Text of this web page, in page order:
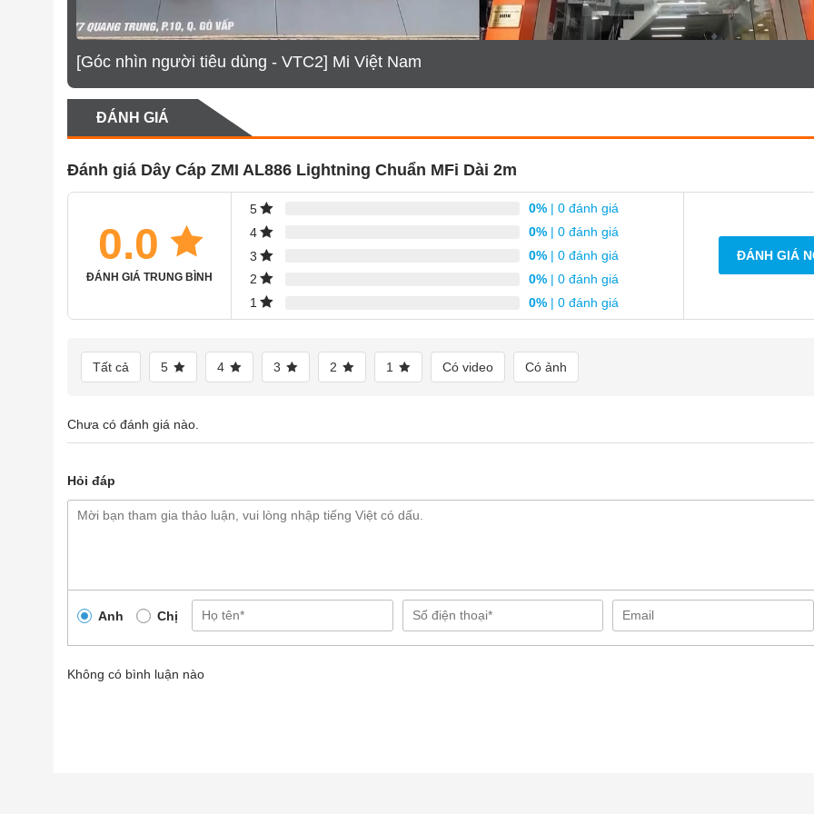
[Góc nhìn người tiêu dùng - VTC2] Mi Việt Nam
ĐÁNH GIÁ
Đánh giá Dây Cáp ZMI AL886 Lightning Chuẩn MFi Dài 2m
0.0
ĐÁNH GIÁ TRUNG BÌNH
5 0%| 0 đánh giá
4
0%| 0 đánh giá
3
0%| 0 đánh giá
2
0%| 0 đánh giá
1
0%| 0 đánh giá
ĐÁNH GIÁ
Tất cả 5 4 3 2 1 Có video Có ảnh
Chưa có đánh giá nào.
Hỏi đáp
Anh Chị
Không có bình luận nào